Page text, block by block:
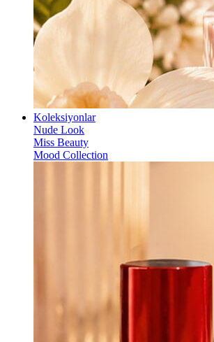
Koleksiyonlar
Nude Look
Miss Beauty
Mood Collection